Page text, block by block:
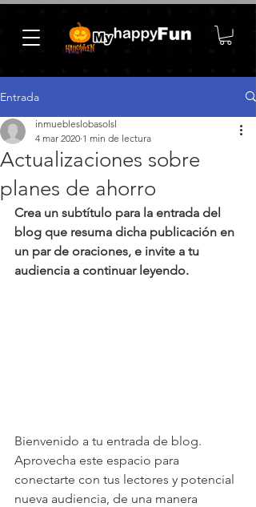
Entrada
Actualizaciones sobre
planes de ahorro
inmuebleslobasolsl
4 mar 2020 1 min de lectura
Crea un subtítulo para la entrada del
blog que resuma dicha publicación en
un par de oraciones, e invite a tu
audiencia a continuar leyendo.
Bienvenido a tu entrada de blog.
Aprovecha este espacio para
conectarte con tus lectores y potencial
nueva audiencia, de una manera